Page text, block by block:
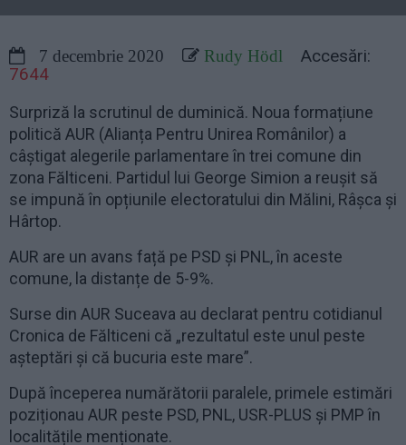
7 decembrie 2020 Rudy Hödl
Accesări:
7644
Surpriză la scrutinul de duminică. Noua formațiune
politică AUR (Alianța Pentru Unirea Românilor) a
câștigat alegerile parlamentare în trei comune din
zona Fălticeni. Partidul lui George Simion a reușit să
se impună în opțiunile electoratului din Mălini, Râșca și
Hârtop.
AUR are un avans față pe PSD și PNL, în aceste
comune, la distanțe de 5-9%.
Surse din AUR Suceava au declarat pentru cotidianul
Cronica de Fălticeni că „rezultatul este unul peste
așteptări și că bucuria este mare”.
După începerea numărătorii paralele, primele estimări
poziționau AUR peste PSD, PNL, USR-PLUS și PMP în
localitățile menționate.